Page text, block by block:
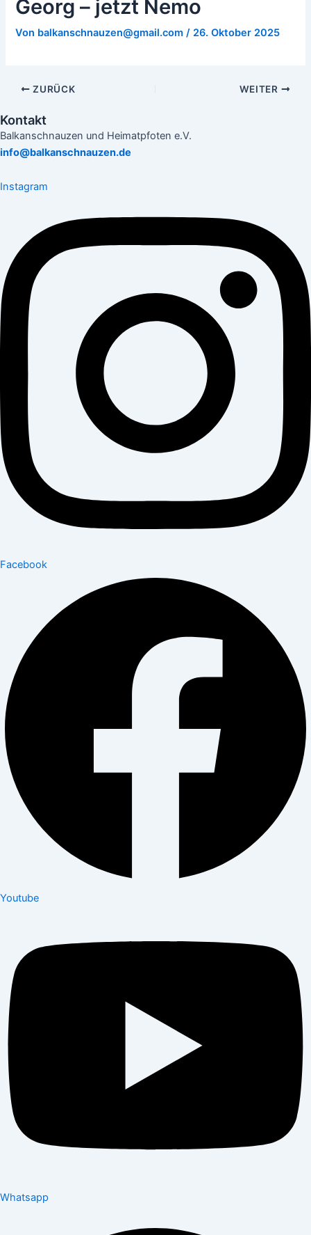
Georg – jetzt Nemo
Von balkanschnauzen@gmail.com/ 26. Oktober 2025
ZURÜCK WEITER
Kontakt
Balkanschnauzen und Heimatpfoten e.V.
info@balkanschnauzen.de
Instagram
Facebook
Youtube
Whatsapp